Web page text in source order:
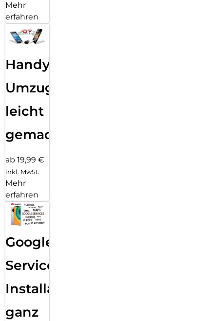
Mehr
erfahren
Handy
Umzug
leicht
gemacht!
ab 19,99 €
inkl. MwSt.
Mehr
erfahren
Google
Services
Installation
ganz